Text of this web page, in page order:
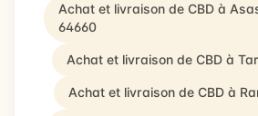
Achat et livraison de CBD à
64660
Achat et livraison de CBD à
Achat et livraison de CBD à